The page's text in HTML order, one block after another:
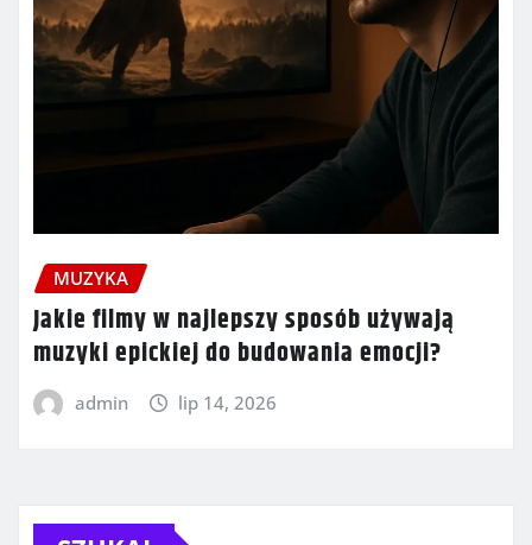
MUZYKA
Jakie filmy w najlepszy sposób używają
muzyki epickiej do budowania emocji?
admin lip 14, 2026